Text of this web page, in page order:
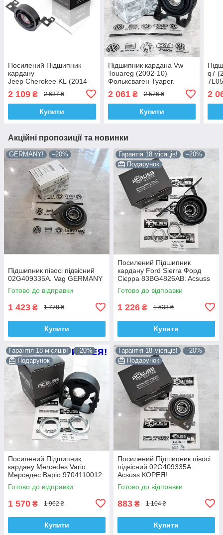
Посилений Підшипник
кардану
Jeep Cherokee KL (2014-
Підвісний. АКСУСС Korea!
P52123612AE
2 109 ₴ 2 637 ₴
Купити
Підшипник кардана Vw
Touareg (2002-10)
Фольксваген Туарег.
Vag GERMANY
2 061₴ 2 576 ₴
Купити
q7
2
Акційні пропозиції та новинки
GERMANY! –20%
Підшипник півосі підвісний
02G409335A. Vag GERMANY
Готово до відправки
1 423 ₴ 1 778 ₴
Купити
Гарантія 18 місяців!
–20%
Подарунок
Посилений Підшипник
кардану Ford Sierra Форд
Сієрра 83BG4826AB. Acsuss
КОРЕЯ!
Готово до відправки
1 226 ₴ 1 533 ₴
Купити
Гарантія 18 місяців!
–20%
Подарунок
Посилений Підшипник
кардану Mercedes Vario
Мерседес Варіо 9704110012.
Acsuss КОРЕЯ!
Готово до відправки
1 570 ₴ 1 962 ₴
Купити
Гарантія 18 місяців!
–20%
Подарунок
Посилений Підшипник півосі
підвісний 02G409335A.
Acsuss КОРЕЯ!
Готово до відправки
883 ₴ 1 104 ₴
Купити